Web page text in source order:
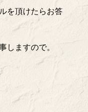
を頂けたらお答
しますので。